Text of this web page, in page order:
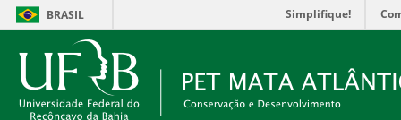
BRASIL Simplifique!